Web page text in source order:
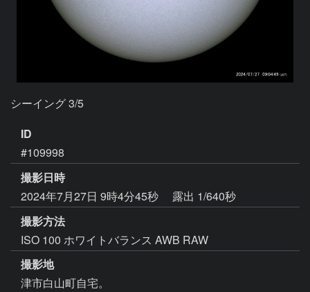
シーイング 3/5
ID
#109998
撮影日時
2024年7月27日 9時4分45秒
露出 1/640秒
撮影方法
ISO 100 ホワイトバランス AWB RAW
撮影地
津市白山町自宅。